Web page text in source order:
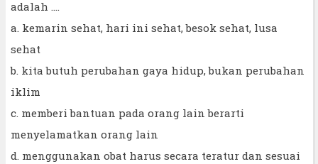
adalah ....
a. kemarin sehat, hari ini sehat, besok sehat, lusa
sehat
b. kita butuh perubahan gaya hidup, bukan perubahan
iklim
c. memberi bantuan pada orang lain berarti
menyelamatkan orang lain
d. menggunakan obat harus secara teratur dan sesuai